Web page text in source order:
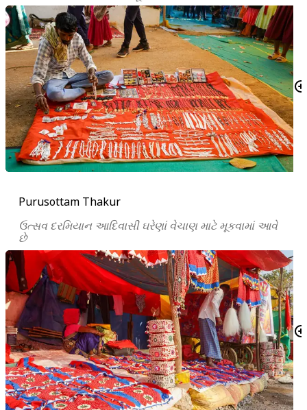
Purusottam Thakur
ઉત્સવ દરમિયાન આદિવાસી ઘરેણાં વેચાણ માટે મૂકવામાં આવે
છે